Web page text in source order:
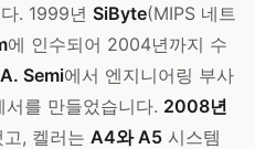
. 1999년 SiByte(MIPS 네트
에 인수되어 2004년까지 수
Semi에서 엔지니어링 부사
를 만들었습니다. 2008년
고, 켈러는 A4와 A5 시스템